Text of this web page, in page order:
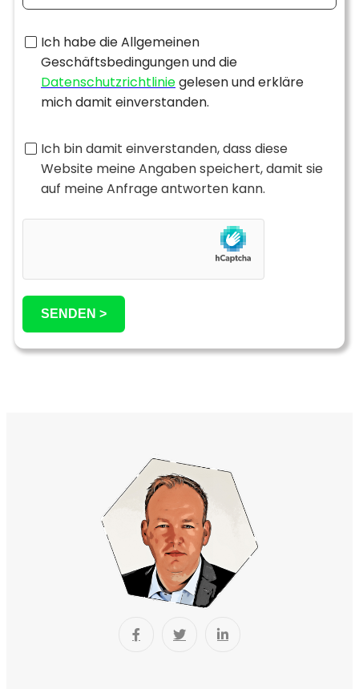
Ich habe die Allgemeinen
Geschäftsbedingungen und die
Datenschutzrichtliniegelesen und erkläre
mich damit einverstanden.
Ich bin damit einverstanden, dass diese
Website meine Angaben speichert, damit sie
auf meine Anfrage antworten kann.
SENDEN >